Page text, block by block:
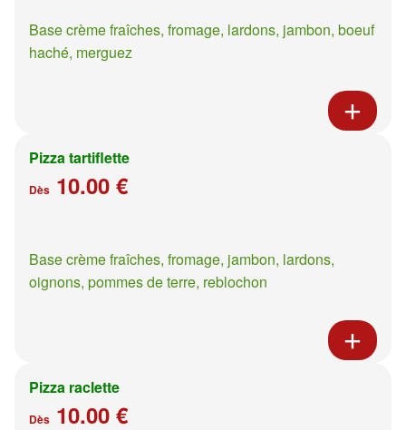
Base crème fraîches, fromage, lardons, jambon, boeuf
haché, merguez
Pizza tartiflette
Dès 10.00 €
Base crème fraîches, fromage, jambon, lardons,
oignons, pommes de terre, reblochon
Pizza raclette
Dès 10.00 €